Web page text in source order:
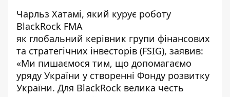
Чарльз Хатамі, який курує роботу
BlackRock FMA
як глобальний керівник групи фінансових
та стратегічних інвесторів (FSIG), заявив:
«Ми пишаємося тим, що допомагаємо
уряду України у створенні Фонду розвитку
України. Для BlackRock велика честь